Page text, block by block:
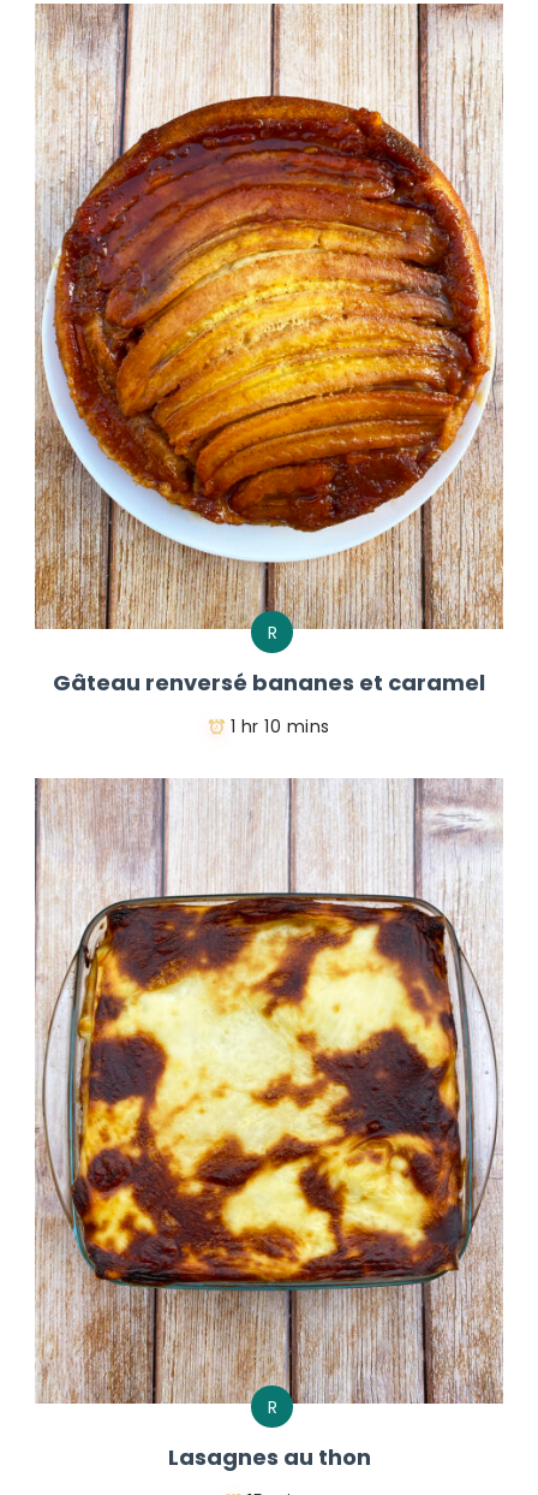
R
Gâteau renversé bananes et caramel
1 hr 10 mins
R
Lasagnes au thon